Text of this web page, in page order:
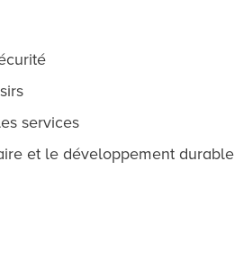
services
et le développement durable